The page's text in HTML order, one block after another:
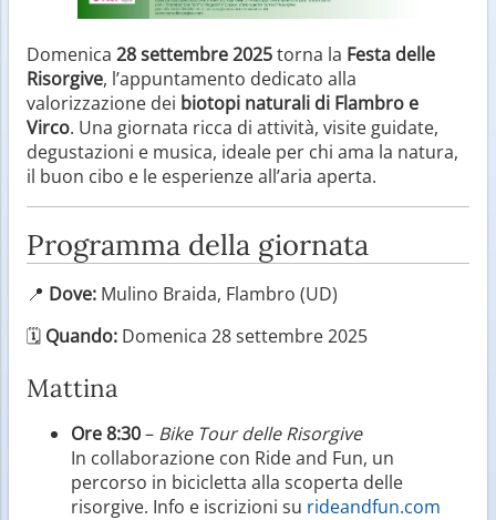
Domenica 28 settembre 2025torna la Festa delle
Risorgive, l’appuntamento dedicato alla
valorizzazione dei biotopi naturali di Flambro e
Virco. Una giornata ricca di attività, visite guidate,
degustazioni e musica, ideale per chi ama la natura,
il buon cibo e le esperienze all’aria aperta.
Programma della giornata
📍 Dove: Mulino Braida, Flambro (UD)
🗓 Quando: Domenica 28 settembre 2025
Mattina
Ore 8:30– Bike Tour delle Risorgive
In collaborazione con Ride and Fun, un
percorso in bicicletta alla scoperta delle
risorgive. Info e iscrizioni su rideandfun.com